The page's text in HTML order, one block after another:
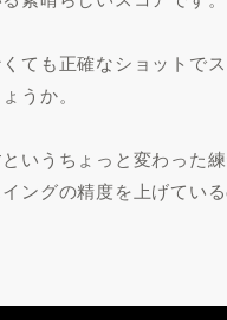
ても正確なショットで
うか。
いうちょっと変わった
ングの精度を上げてい